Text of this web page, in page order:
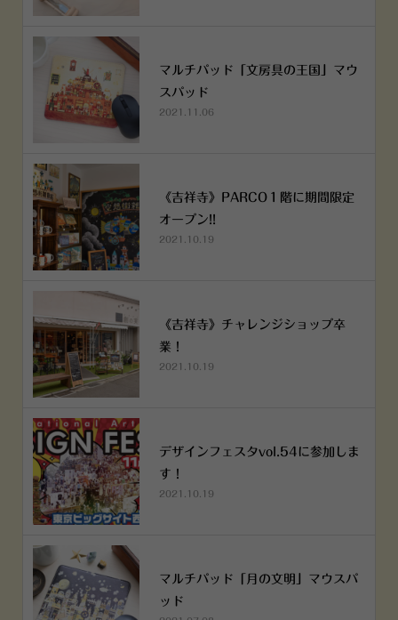
マルチパッド「文房具の王国」マウ
スパッド
2021.11.06
《吉祥寺》PARCO１階に期間限定
オープン!!
2021.10.19
《吉祥寺》チャレンジショップ卒
業！
2021.10.19
デザインフェスタvol.54に参加しま
す！
2021.10.19
マルチパッド「月の文明」マウスパ
ッド